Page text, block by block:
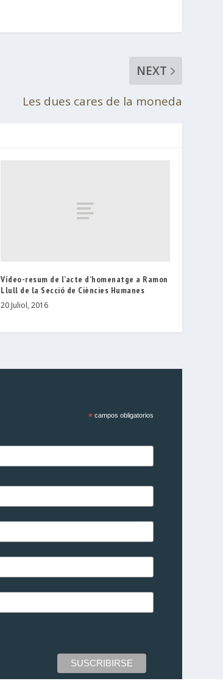
NEXT
Les dues cares de la moneda
Vídeo-resum de l’acte d’homenatge a Ramon
Llull de la Secció de Ciències Humanes
20 Juliol, 2016
*campos obligatorios